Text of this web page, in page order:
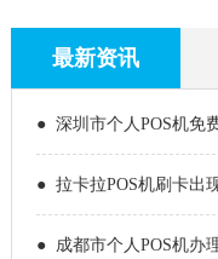
最新资讯
● 深圳市个人POS机免
● 拉卡拉POS机刷卡出
● 成都市个人POS机办